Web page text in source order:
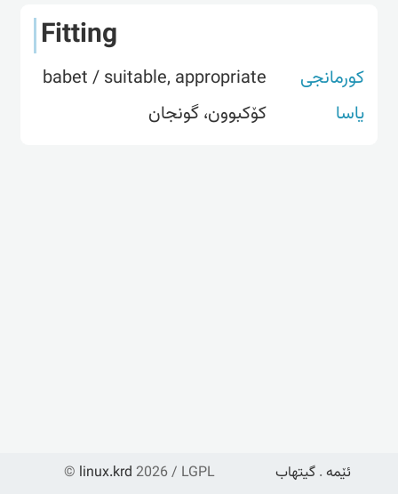
Fitting
کورمانجی
babet / suitable, appropriate
یاسا
کۆکبوون، گونجان
© linux.krd 2026 / LGPL ئێمە . گیتهاب